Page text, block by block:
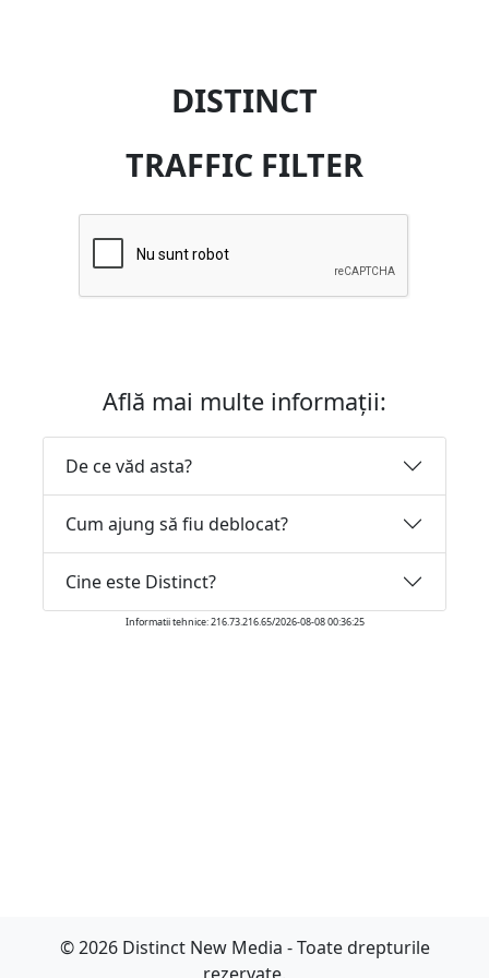
DISTINCT
TRAFFIC FILTER
Află mai multe informații:
De ce văd asta?
Cum ajung să fiu deblocat?
Cine este Distinct?
Informatii tehnice: 216.73.216.65/2026-08-08 00:36:25
© 2026 Distinct New Media - Toate drepturile